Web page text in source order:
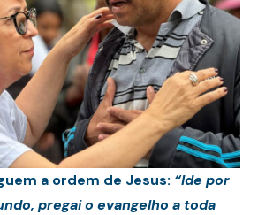
a ordem de Jesus: “Ide por
pregai o evangelho a toda